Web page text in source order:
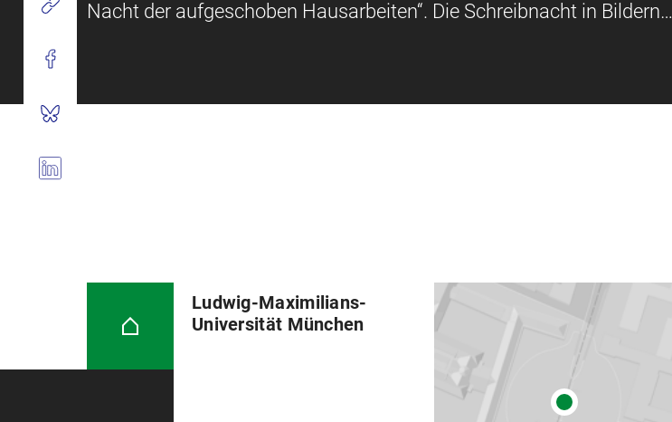
Nacht der aufgeschoben Hausarbeiten“. Die Schreibnacht in Bildern…
Ludwig-Maximilians-
Universität München